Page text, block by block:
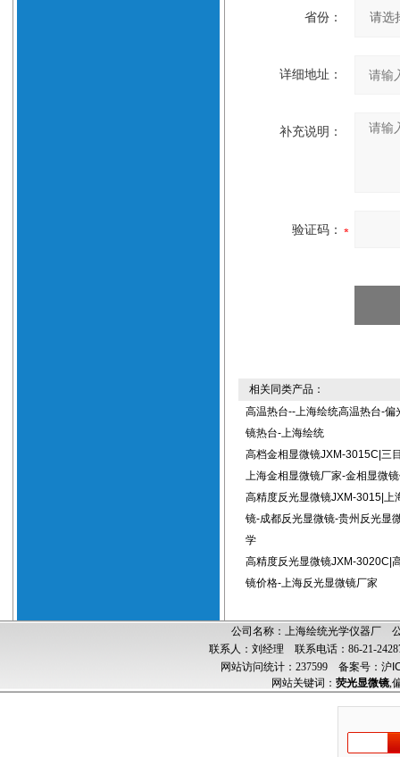
省份：
详细地址：
补充说明：
验证码：
相关同类产品：
高温热台--上海绘统高温热台-偏
镜热台-上海绘统
高档金相显微镜JXM-3015C|三
上海金相显微镜厂家-金相显微
高精度反光显微镜JXM-3015|上
镜-成都反光显微镜-贵州反光显
学
高精度反光显微镜JXM-3020C|
镜价格-上海反光显微镜厂家
公司名称：上海绘统光学仪器厂
联系人：刘经理 联系电话：86-21-
网站访问统计：237599 备案号：沪
网站关键词： 荧光显微镜,